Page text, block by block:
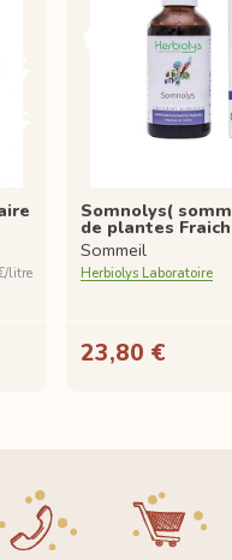
litre
Somnolys(
de plantes
Sommeil
Herbiolys Laboratoire
23,80 €